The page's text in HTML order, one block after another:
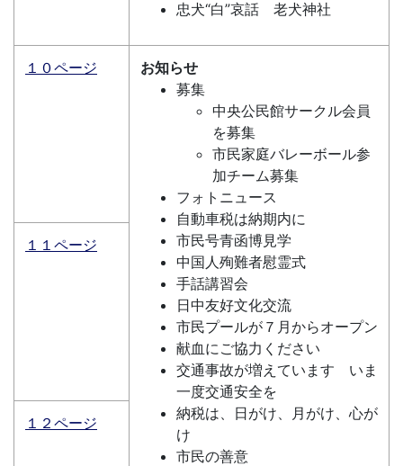
忠犬“白”哀話 老犬神社
１０ページ
お知らせ
募集
中央公民館サークル会員
を募集
市民家庭バレーボール参
加チーム募集
フォトニュース
自動車税は納期内に
市民号青函博見学
中国人殉難者慰霊式
手話講習会
日中友好文化交流
市民プールが７月からオープン
献血にご協力ください
交通事故が増えています いま
一度交通安全を
納税は、日がけ、月がけ、心が
け
市民の善意
１１ページ
１２ページ